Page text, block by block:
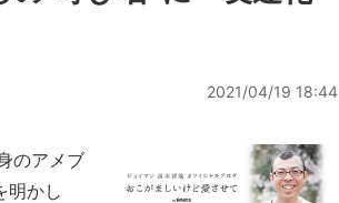
2021/04/19 18:44
のアメブ
明かし